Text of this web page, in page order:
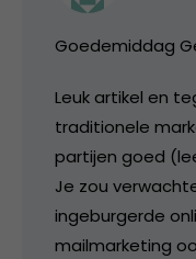
Goedemiddag
Leuk artikel en
traditionele
partijen goed
Je zou
ingeburgerde
mailmarketing